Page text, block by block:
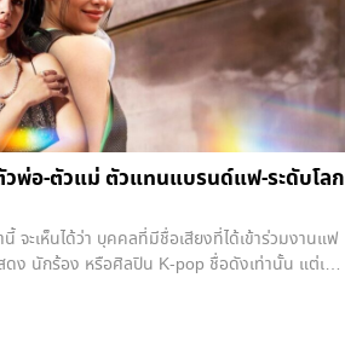
เองก็เป็นได้นะ Friend of Brand ตัวพ่อ-ตัวแม่ ตัวแทนแบรนด์แฟ-ระดับโลก
จะเห็นได้ว่า บุคคลที่มีชื่อเสียงที่ได้เข้าร่วมงานแฟ
ง นักร้อง หรือศิลปิน K-pop ชื่อดังเท่านั้น แต่เรา
คัญกับนักแสดงไทยขึ้นไปอีกขั้น ผ่านการแต่งตั้งให้